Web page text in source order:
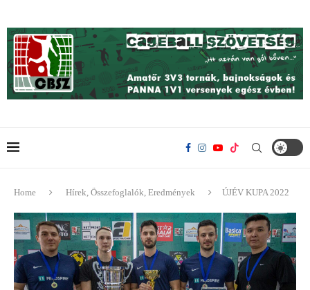
Home Hírek, Összefoglalók, Eredmények ÚJÉV KUPA 2022